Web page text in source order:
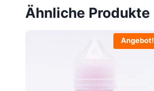
Ähnliche Produkte
Angebot!